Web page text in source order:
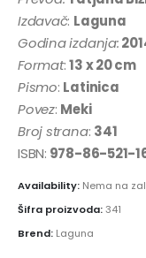
Izdavač: Laguna
Godina izdanja:
Format:13 x 20 cm
Pismo: Latinica
Povez: Meki
Broj strana: 341
ISBN: 978-86-521-
Availability: Nema na
Šifra proizvoda:341
Brend: Laguna